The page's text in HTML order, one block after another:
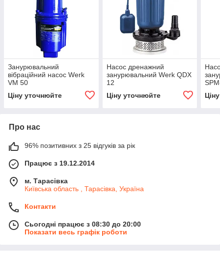
Занурювальний
вібраційний насос Werk
VM 50
Ціну уточнюйте
Насос дренажний
занурювальний Werk QDX
12
Ціну уточнюйте
Про нас
96% позитивних з 25 відгуків за рік
Працює з 19.12.2014
м. Тарасівка
Київська область , Тарасівка, Україна
Контакти
Сьогодні працює з 08:30 до 20:00
Показати весь графік роботи